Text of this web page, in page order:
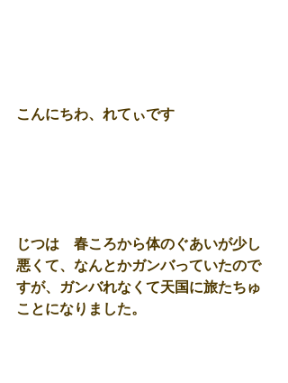
こんにちわ、れてぃです
じつは　春ころから体のぐあいが少し
悪くて、なんとかガンバっていたので
すが、ガンバれなくて天国に旅たちゅ
ことになりました。